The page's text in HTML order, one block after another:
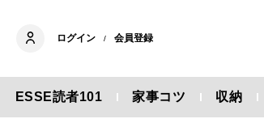
ログイン / 会員登録
ESSE読者101 家事コツ 収納